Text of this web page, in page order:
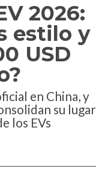
2026:
estilo y
USD
en China, y
su lugar
los EVs